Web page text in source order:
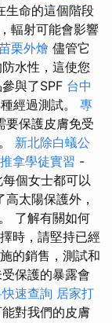
生命的這個階段
輻射可能會影響
栗外燴 儘管它
水性，這使您
與了SPF 台中
經過測試。 專
要保護皮膚免受
新北除白蟻公
推拿學徒實習 -
個女士都可以
高太陽保護外，
了解有關如何
時，請堅持已經
的銷售，測試和
保護的暴露會
速查詢 居家打
對我們的皮膚